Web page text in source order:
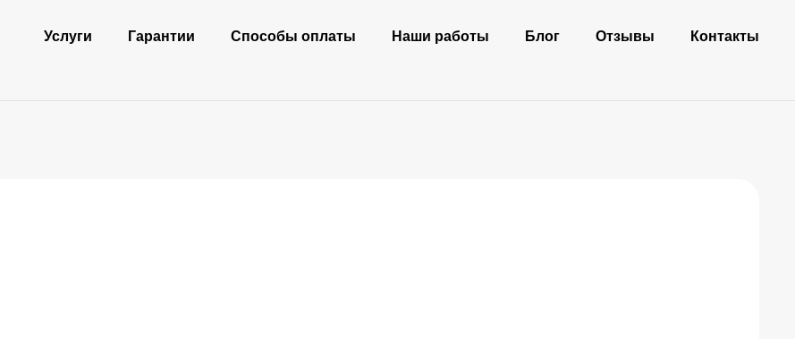
Услуги Гарантии Способы оплаты Наши работы Блог Отзывы Контакты